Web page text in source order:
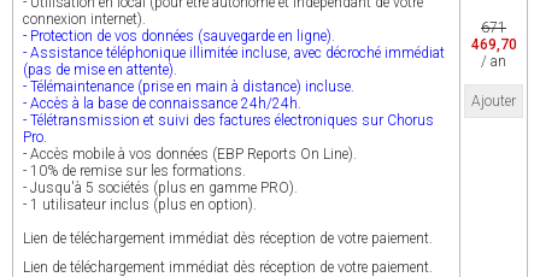
connexion internet).
- Protection de vos données (sauvegarde en ligne).
- Assistance téléphonique illimitée incluse, avec décroché immédiat
(pas de mise en attente).
- Télémaintenance (prise en main à distance) incluse.
- Accès à la base de connaissance 24h/24h.
- Télétransmission et suivi des factures électroniques sur Chorus
Pro.
- Accès mobile à vos données (EBP Reports On Line).
- 10% de remise sur les formations.
- Jusqu'à 5 sociétés (plus en gamme PRO).
- 1 utilisateur inclus (plus en option).
Lien de téléchargement immédiat dès réception de votre paiement.
Lien de téléchargement immédiat dès réception de votre paiement.
671
469,70
/ an
Ajouter